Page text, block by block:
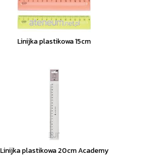
Linijka plastikowa 15cm
Linijka plastikowa 20cm Academy